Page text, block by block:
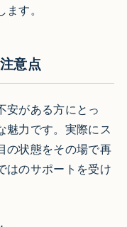
す。
意点
安がある方にとっ
魅力です。実際にス
の状態をその場で再
はのサポートを受け